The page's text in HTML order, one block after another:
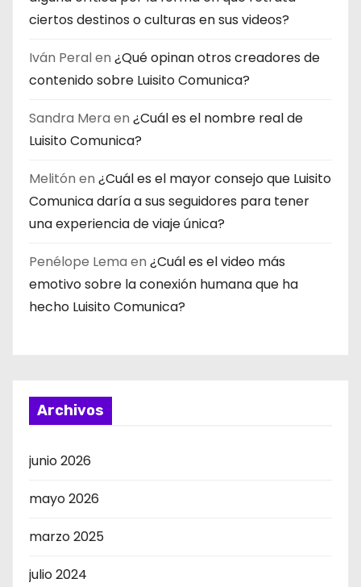
ciertos destinos o culturas en sus videos?
Iván Peralen ¿Qué opinan otros creadores de
contenido sobre Luisito Comunica?
Sandra Mera en ¿Cuál es el nombre real de
Luisito Comunica?
Melitón en ¿Cuál es el mayor consejo que Luisito
Comunica daría a sus seguidores para tener
una experiencia de viaje única?
Penélope Lema en ¿Cuál es el video más
emotivo sobre la conexión humana que ha
hecho Luisito Comunica?
Archivos
junio 2026
mayo 2026
marzo 2025
julio 2024